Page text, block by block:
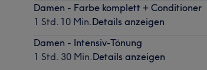
Damen - Farbe komplett + Conditioner
1 Std. 10 Min.Details anzeigen
Damen - Intensiv-Tönung
1 Std. 30 Min.Details anzeigen